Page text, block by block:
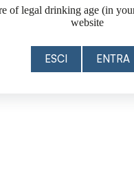
of legal drinking age (in
website
ESCI ENTRA